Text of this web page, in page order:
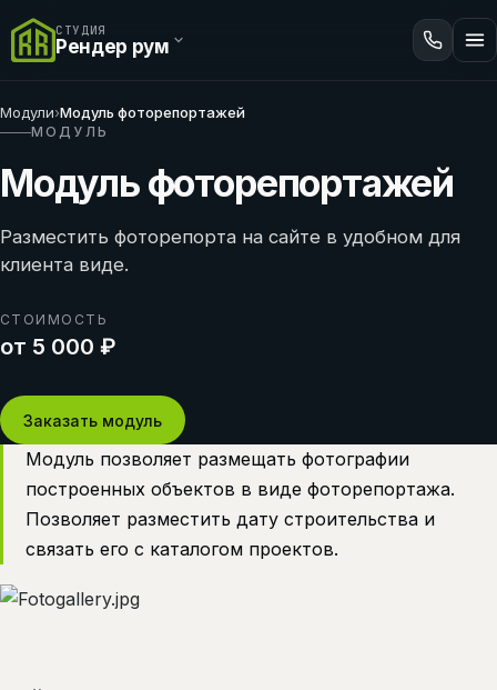
СТУДИЯ
Рендер рум
Модули›Модуль фоторепортажей
МОДУЛЬ
Модуль фоторепортажей
Разместить фоторепорта на сайте в удобном для
клиента виде.
СТОИМОСТЬ
от 5 000 ₽
Заказать модуль
Модуль позволяет размещать фотографии
построенных объектов в виде фоторепортажа.
Позволяет разместить дату строительства и
связать его с каталогом проектов.